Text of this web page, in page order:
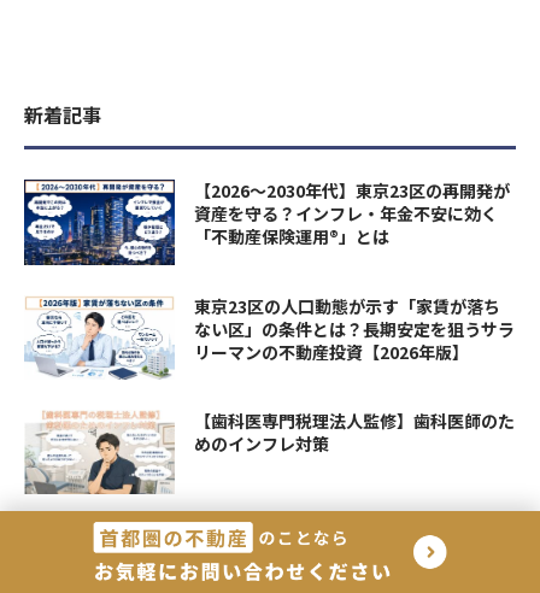
新着記事
【2026〜2030年代】東京23区の再開発が
資産を守る？インフレ・年金不安に効く
「不動産保険運用®」とは
東京23区の人口動態が示す「家賃が落ち
ない区」の条件とは？長期安定を狙うサラ
リーマンの不動産投資【2026年版】
【歯科医専門税理法人監修】歯科医師のた
めのインフレ対策